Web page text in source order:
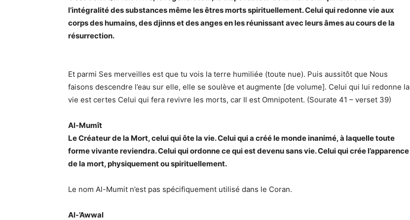
l’intégralité des substances même les êtres morts spirituellement. Celui qui redonne vie aux
corps des humains, des djinns et des anges en les réunissant avec leurs âmes au cours de la
résurrection.
Et parmi Ses merveilles est que tu vois la terre humiliée (toute nue). Puis aussitôt que Nous
faisons descendre l’eau sur elle, elle se soulève et augmente [de volume]. Celui qui lui redonne la
vie est certes Celui qui fera revivre les morts, car Il est Omnipotent. (Sourate 41 – verset 39)
Al-Mumît
Le Créateur de la Mort, celui qui ôte la vie. Celui qui a créé le monde inanimé, à laquelle toute
forme vivante reviendra. Celui qui ordonne ce qui est devenu sans vie. Celui qui crée l’apparence
de la mort, physiquement ou spirituellement.
Le nom Al-Mumit n’est pas spécifiquement utilisé dans le Coran.
Al-’Awwal